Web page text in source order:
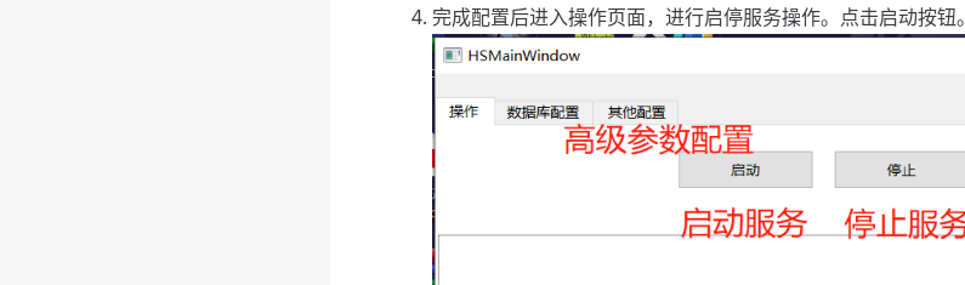
完成配置后进入操作页面，进行启停服务操作。点击启动按钮。